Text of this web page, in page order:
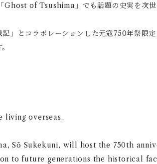
Ghost of Tsushima」でも話題の史実を次
」とコラボレーションした元寇750年祭限
living overseas.
Sō Sukekuni, will host the 750th
to future generations the historical